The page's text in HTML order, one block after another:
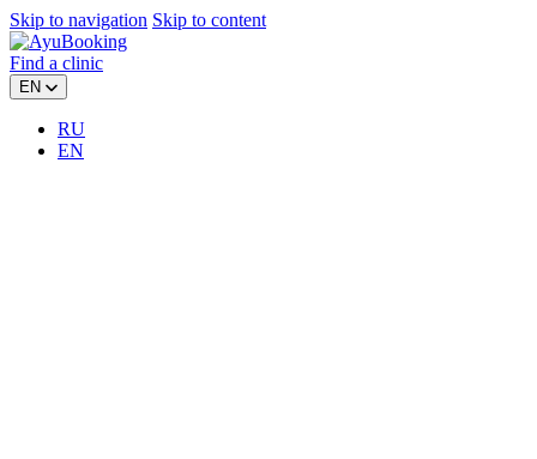
Skip to navigation Skip to content
Find a clinic
EN
RU
EN